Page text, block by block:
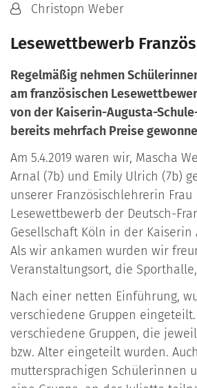
Von:Christopn Weber
Lesewettbewerb
Regelmäßig nehmen
am französischen
von der Kaiserin-Augusta-
bereits mehrfach Preise
Am 5.4.2019 waren wir, Mascha
Arnal (7b) und Emily Ulrich (7b)
unserer Französischlehrerin
Lesewettbewerb der Deutsch-
Gesellschaft Köln in der Kaiserin
Als wir ankamen wurden wir
Veranstaltungsort, die
Nach einer netten Einführung,
verschiedene Gruppen eingeteilt.
verschiedene Gruppen, die
bzw. Alter eingeteilt wurden.
muttersprachigen Schülerinnen